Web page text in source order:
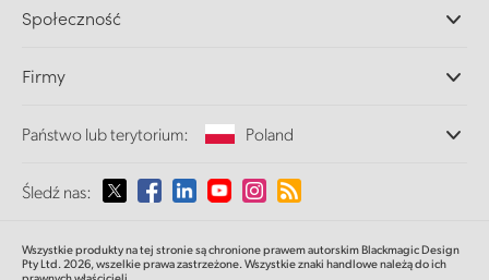
Ultimatte
Przechwytywanie i odtwarzanie
Konwersja standardów
Monitorowanie
Pamięć sieciowa
Routing i dystrybucja
Centrum wsparcia technicznego
Społeczność
Firmy
O nas
Multimedia
Państwo lub terytorium: Poland
Proszę wybrać państwo lub terytorium
Śledź nas:
Wszystkie produkty na tej stronie są chronione prawem autorskim Blackmagic Design
Pty Ltd. 2026, wszelkie prawa zastrzeżone. Wszystkie znaki handlowe należą do ich